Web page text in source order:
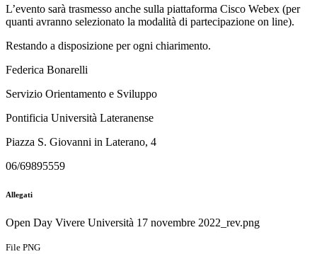
L’evento sarà trasmesso anche sulla piattaforma Cisco Webex (per
quanti avranno selezionato la modalità di partecipazione on line).
Restando a disposizione per ogni chiarimento.
Federica Bonarelli
Servizio Orientamento e Sviluppo
Pontificia Università Lateranense
Piazza S. Giovanni in Laterano, 4
06/69895559
Allegati
Open Day Vivere Università 17 novembre 2022_rev.png
File PNG